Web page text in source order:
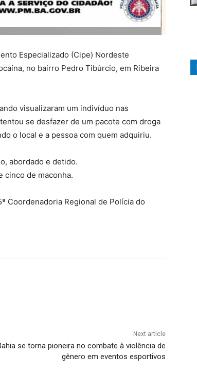
Especializado (Cipe) Nordeste
no bairro Pedro Tibúrcio, em Ribeira
visualizaram um indivíduo nas
se desfazer de um pacote com droga
o local e a pessoa com quem adquiriu.
abordado e detido.
cinco de maconha.
Coordenadoria Regional de Polícia do
Next article
se torna pioneira no combate à violência de
gênero em eventos esportivos